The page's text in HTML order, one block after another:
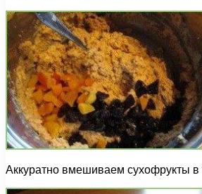
Аккуратно вмешиваем сухофрукты в